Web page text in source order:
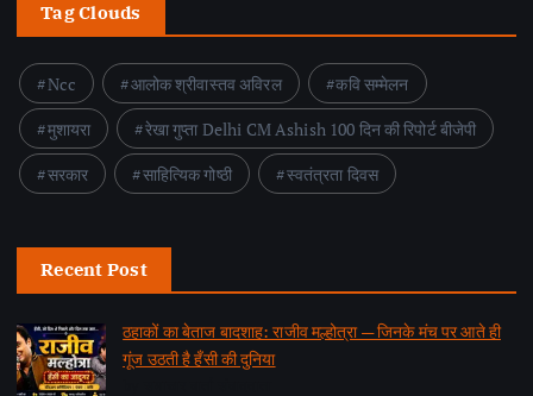
Tag Clouds
Ncc आलोक श्रीवास्तव अविरल
कवि सम्मेलन
मुशायरा
रेखा गुप्ता Delhi CM Ashish 100 दिन की रिपोर्ट बीजेपी
सरकार
साहित्यिक गोष्ठी स्वतंत्रता दिवस
Recent Post
ठहाकों का बेताज बादशाह: राजीव मल्होत्रा — जिनके मंच पर आते ही
गूंज उठती है हँसी की दुनिया